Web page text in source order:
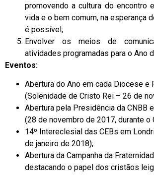
promovendo a cultura do encontro
vida e o bem comum, na esperança
é possível;
Envolver os meios de
atividades programadas para o Ano
Eventos:
Abertura do Ano em cada Diocese e
(Solenidade de Cristo Rei – 26 de
Abertura pela Presidência da CNBB
(28 de novembro de 2017, durante o
14º Intereclesial das CEBs em
de janeiro de 2018);
Abertura da Campanha da
destacando o papel dos cristãos